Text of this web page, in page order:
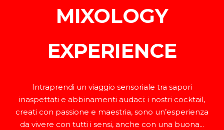
MIXOLOGY
EXPERIENCE
Intraprendi un viaggio sensoriale tra sapori
inaspettati e abbinamenti audaci: i nostri cocktail,
creati con passione e maestria, sono un’esperienza
da vivere con tutti i sensi, anche con una buona...